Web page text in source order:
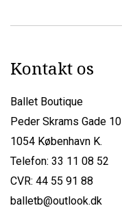
Kontakt os
Ballet Boutique
Peder Skrams Gade 10
1054 København K.
Telefon: 33 11 08 52
CVR: 44 55 91 88
balletb@outlook.dk